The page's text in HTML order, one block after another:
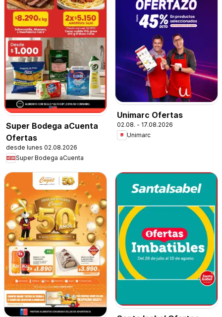
Super Bodega aCuenta
Ofertas
desde lunes 02.08.2026
Super Bodega aCuenta
Unimarc Ofertas
02.08. - 17.08.2026
Unimarc